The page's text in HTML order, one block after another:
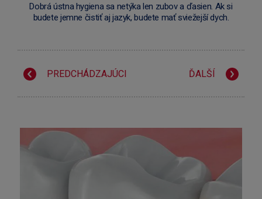
Dobrá ústna hygiena sa netýka len zubov a ďasien. Ak si
budete jemne čistiť aj jazyk, budete mať sviežejší dych.
PREDCHÁDZAJÚCI ĎALŠÍ